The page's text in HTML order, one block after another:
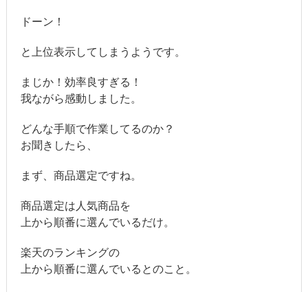
ドーン！
と上位表示してしまうようです。
まじか！効率良すぎる！
我ながら感動しました。
どんな手順で作業してるのか？
お聞きしたら、
まず、商品選定ですね。
商品選定は人気商品を
上から順番に選んでいるだけ。
楽天のランキングの
上から順番に選んでいるとのこと。